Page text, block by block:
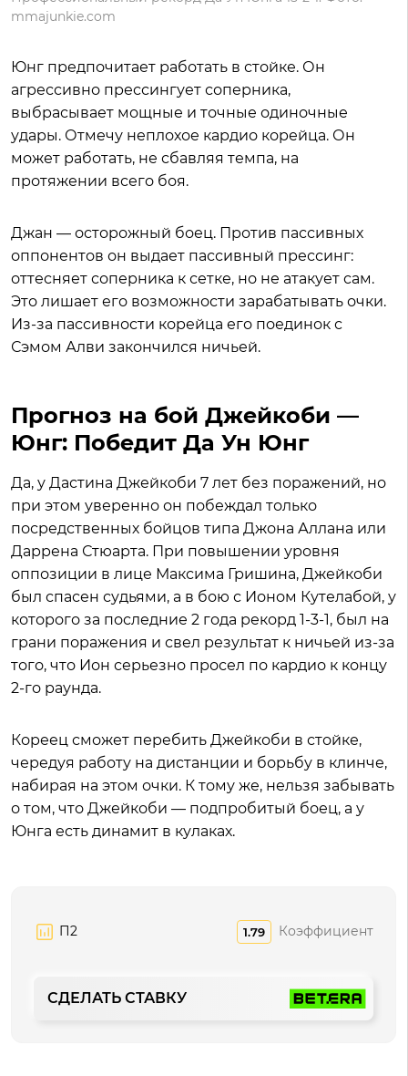
mmajunkie.com
Юнг предпочитает работать в стойке. Он
агрессивно прессингует соперника,
выбрасывает мощные и точные одиночные
удары. Отмечу неплохое кардио корейца. Он
может работать, не сбавляя темпа, на
протяжении всего боя.
Джан — осторожный боец. Против пассивных
оппонентов он выдает пассивный прессинг:
оттесняет соперника к сетке, но не атакует сам.
Это лишает его возможности зарабатывать очки.
Из-за пассивности корейца его поединок с
Сэмом Алви закончился ничьей.
Прогноз на бой Джейкоби —
Юнг: Победит Да Ун Юнг
Да, у Дастина Джейкоби 7 лет без поражений, но
при этом уверенно он побеждал только
посредственных бойцов типа Джона Аллана или
Даррена Стюарта. При повышении уровня
оппозиции в лице Максима Гришина, Джейкоби
был спасен судьями, а в бою с Ионом Кутелабой, у
которого за последние 2 года рекорд 1-3-1, был на
грани поражения и свел результат к ничьей из-за
того, что Ион серьезно просел по кардио к концу
2-го раунда.
Кореец сможет перебить Джейкоби в стойке,
чередуя работу на дистанции и борьбу в клинче,
набирая на этом очки. К тому же, нельзя забывать
о том, что Джейкоби — подпробитый боец, а у
Юнга есть динамит в кулаках.
П2 1.79 Коэффициент
СДЕЛАТЬ СТАВКУ